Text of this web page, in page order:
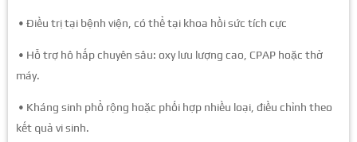
• Điều trị tại bệnh viện, có thể tại khoa hồi sức tích cực
• Hỗ trợ hô hấp chuyên sâu: oxy lưu lượng cao, CPAP hoặc thở
máy.
• Kháng sinh phổ rộng hoặc phối hợp nhiều loại, điều chỉnh theo
kết quả vi sinh.